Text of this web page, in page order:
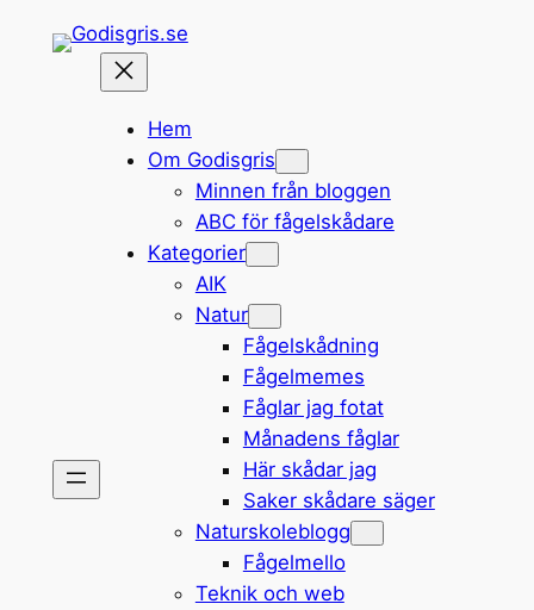
Hem
Om Godisgris
Minnen från bloggen
ABC för fågelskådare
Kategorier
AIK
Natur
Fågelskådning
Fågelmemes
Fåglar jag fotat
Månadens fåglar
Här skådar jag
Saker skådare säger
Naturskoleblogg
Fågelmello
Teknik och web